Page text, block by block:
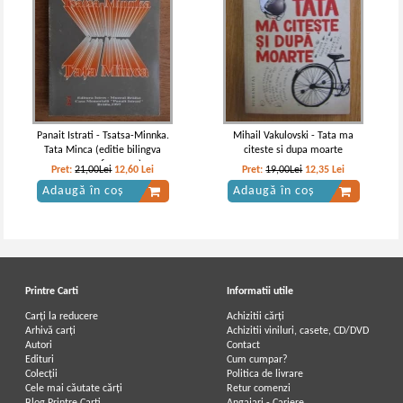
Panait Istrati - Tsatsa-Minnka.
Tata Minca (editie bilingva
romana-franceza)
Pret:21,00Lei 12,60 Lei
Adaugă în coș
Mihail Vakulovski - Tata ma
citeste si dupa moarte
Pret:19,00Lei 12,35 Lei
Adaugă în coș
Printre Carti
Carți la reducere
Arhivă carți
Autori
Edituri
Colecții
Cele mai căutate cărți
Informatii utile
Achizitii cărți
Achizitii viniluri, casete, CD/DVD
Contact
Cum cumpar?
Politica de livrare
Retur comenzi